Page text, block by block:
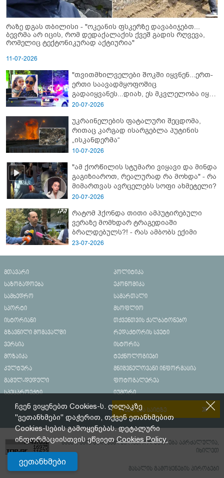
რაზე დგას თბილისი - "ოკეანის ფსკერზე დავაბიჯებთ...
ბევრმა არ იცის, რომ დედაქალაქის ქვეშ გადის რღვევა,
რომელიც ტექტონიკურად აქტიურია"
11-07-2026
"თვითმხილველები შოკში იყვნენ...ერთ-
ერთი საავადმყოფოშიც
გადაიყვანეს...დიახ, ეს მკვლელობა იყო"
- გორში დატრიალებული ტრაგედიის
20-07-2026
უკრაინელების ფატალური შეცდომა,
რითაც კარგად ისარგებლა პუტინის
„ისკანდერმა“
10-07-2026
"ამ ქორწილის სტუმარი ვიყავი და მინდა
გაგიზიაროთ, რეალურად რა მოხდა" - რა
მიმართვას ავრცელებს სოფი ახმეტელი?
20-07-2026
რატომ ჰქონდა თითი ამპუტირებული
ვერაზე მომხდარ ტრაგედიაში
ბრალდებულს?! - რას ამბობს ექიმი
23-07-2026
მთავარი
პოლიტიკა
საზოგადოება
ეკონომიკა
სამხედრო
სამართალი
სპორტი
მსოფლიო
ისტორიანი
თქვენთვის ქალბატონებო
გზავნილი მომავალში
რედაქტორის სვეტი
ვერსია
ისტორია
მოზაიკა
ტექნოლოგიები
კულტურა
მნიშვნელოვანი ინფორმაცია
მამულ-დედული
ფოტოგალერეა
სპეცპროექტი
იუმორი
რეკლამა საიტზე
მასალების გადაბეჭდვა/რეპროდუცირება აკრძალულია,
იხილეთ
მასალის გამოყენების პირობები
ჩვენ ვიყენებთ Cookies-ს. ღილაკზე
"ვეთანხმები" დაჭერით, თქვენ ეთანხმებით
Cookies-სების გამოყენებას. დეტალური
ინფორმაციისთვის ეწვიეთCookies Policy.
ვეთანხმები